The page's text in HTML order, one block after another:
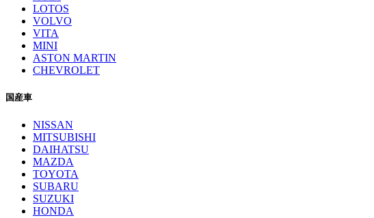
LOTOS
VOLVO
VITA
MINI
ASTON MARTIN
CHEVROLET
国産車
NISSAN
MITSUBISHI
DAIHATSU
MAZDA
TOYOTA
SUBARU
SUZUKI
HONDA